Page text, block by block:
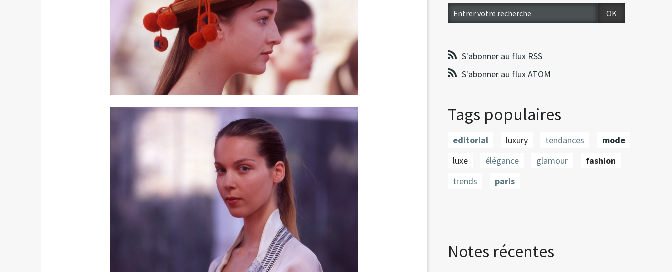
S'abonner au flux RSS
S'abonner au flux ATOM
Tags populaires
editorial luxury tendances
mode
luxe
élégance glamour
fashion
trends
paris
Notes récentes